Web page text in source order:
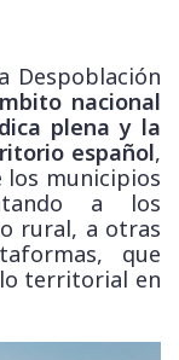
Despoblación
nacional
plena y la
español,
los municipios
a los
rural, a otras
que
territorial en